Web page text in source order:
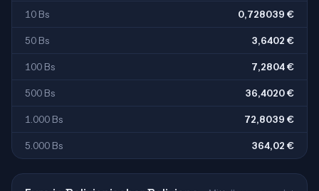
10 Bs 0,728039 €
50 Bs 3,6402 €
100 Bs 7,2804 €
500 Bs 36,4020 €
1.000 Bs 72,8039 €
5.000 Bs 364,02 €